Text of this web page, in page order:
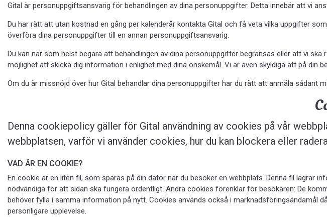
Gital är personuppgiftsansvarig för behandlingen av dina personuppgifter. Detta innebär att vi
Du har rätt att utan kostnad en gång per kalenderår kontakta Gital och få veta vilka uppgifter
överföra dina personuppgifter till en annan personuppgiftsansvarig.
Du kan när som helst begära att behandlingen av dina personuppgifter begränsas eller att vi
möjlighet att skicka dig information i enlighet med dina önskemål. Vi är även skyldiga att på din
Om du är missnöjd över hur Gital behandlar dina personuppgifter har du rätt att anmäla
Denna cookiepolicy gäller för Gital användning av cookies på vår
webbplatsen, varför vi använder cookies, hur du kan blockera eller
VAD ÄR EN COOKIE?
En cookie är en liten fil, som sparas på din dator när du besöker en webbplats. Denna fil lagrar
nödvändiga för att sidan ska fungera ordentligt. Andra cookies förenklar för besökaren: De
behöver fylla i samma information på nytt. Cookies används också i marknadsföringsändamål
personligare upplevelse.